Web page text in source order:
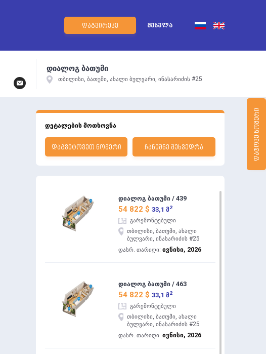
ᲓᲐᲒᲕᲘᲠᲔᲙᲔ ᲨᲔᲡᲕᲚᲐ
დიალოგ ბათუმი
თბილისი, ბათუმი, ახალი ბულვარი, ინასარიძის #25
დეტალების მოთხოვნა
ᲓᲐᲒᲕᲘᲢᲝᲕᲔᲗ ᲜᲝᲛᲔᲠᲘ ᲩᲐᲜᲘᲨᲜᲔ ᲨᲔᲮᲕᲔᲓᲠᲐ
დიალოგ ბათუმი / 439
54 822 $ 33,1 მ 2
გარემონტებული
თბილისი, ბათუმი, ახალი
ბულვარი, ინასარიძის #25
დასრ. თარიღი: ივნისი, 2026
დიალოგ ბათუმი / 463
54 822 $ 33,1 მ 2
გარემონტებული
თბილისი, ბათუმი, ახალი
ბულვარი, ინასარიძის #25
დასრ. თარიღი: ივნისი, 2026
ᲓᲐᲢᲝᲕᲔ ᲜᲝᲛᲔᲠᲘ